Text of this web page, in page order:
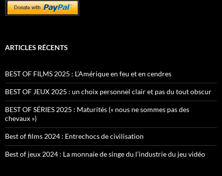
ARTICLES RÉCENTS
BEST OF FILMS 2025 : L’Amérique en feu et en cendres
BEST OF JEUX 2025 : un choix personnel clair et pas du tout obscur
BEST OF SÉRIES 2025 : Maturités (« nous ne sommes pas des
chevaux »)
Best of films 2024 : Entrechocs de civilisation
Best of jeux 2024 : La monnaie de singe du l’industrie du jeu vidéo